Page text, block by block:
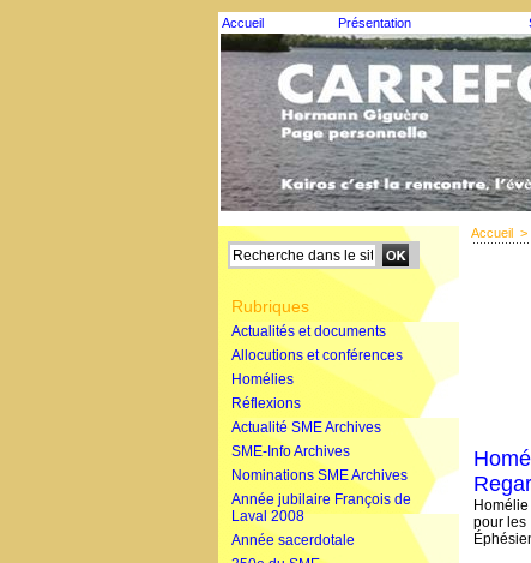
Accueil Présentation
Rubriques
Actualités et documents
Allocutions et conférences
Homélies
Réflexions
Actualité SME Archives
SME-Info Archives
Nominations SME Archives
Année jubilaire François de
Laval 2008
Année sacerdotale
Accueil >
pour les